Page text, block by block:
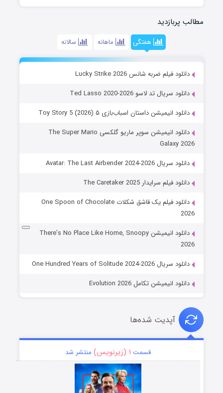
مطالب پربازدید
هفتگی ماهانه سالانه
دانلود فیلم ضربه شانس Lucky Strike 2026
دانلود سریال تد لاسو Ted Lasso 2020-2026
دانلود انیمیشن داستان اسباب‌بازی ۵ Toy Story 5 (2026)
دانلود انیمیشن سوپر ماریو گلکسی The Super Mario
Galaxy 2026
دانلود سریال Avatar: The Last Airbender 2024-2026
دانلود فیلم سرایدار The Caretaker 2025
دانلود فیلم یک قاشق شکلات One Spoon of Chocolate
2026
دانلود انیمیشن There’s No Place Like Home, Snoopy
2026
دانلود سریال One Hundred Years of Solitude 2024-2026
دانلود انیمیشن تکامل Evolution 2026
آپدیت شده‌ها
قسمت ۱ (زیرنویس) منتشر شد